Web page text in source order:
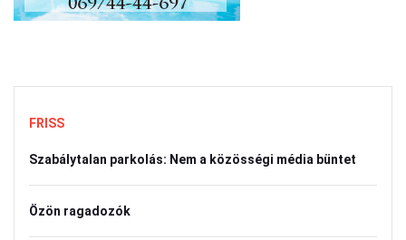
FRISS
Szabálytalan parkolás: Nem a közösségi média büntet
Özön ragadozók